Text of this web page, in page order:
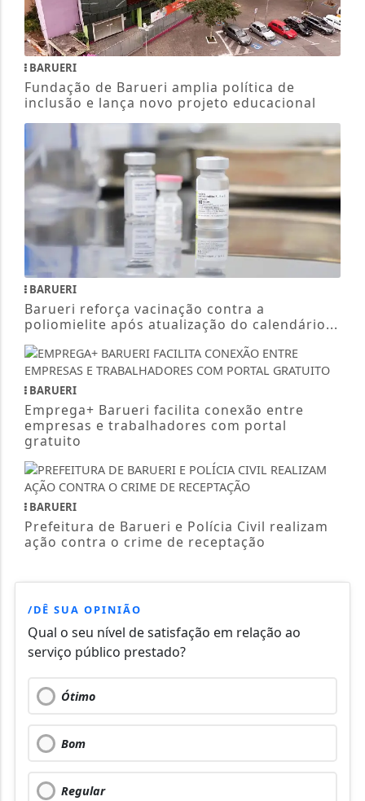
BARUERI
Fundação de Barueri amplia política de
inclusão e lança novo projeto educacional
BARUERI
Barueri reforça vacinação contra a
poliomielite após atualização do calendário...
BARUERI
Emprega+ Barueri facilita conexão entre
empresas e trabalhadores com portal
gratuito
BARUERI
Prefeitura de Barueri e Polícia Civil realizam
ação contra o crime de receptação
/DÊ SUA OPINIÃO
Qual o seu nível de satisfação em relação ao
serviço público prestado?
Ótimo
Bom
Regular